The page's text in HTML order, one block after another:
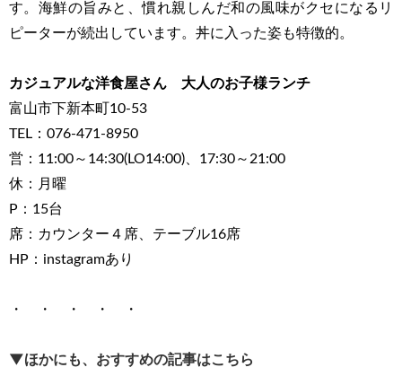
す。海鮮の旨みと、慣れ親しんだ和の風味がクセになるリ
ピーターが続出しています。丼に入った姿も特徴的。
カジュアルな洋食屋さん 大人のお子様ランチ
富山市下新本町10-53
TEL：076-471-8950
営：11:00～14:30(LO14:00)、17:30～21:00
休：月曜
P：15台
席：カウンター４席、テーブル16席
HP：instagramあり
・ ・ ・ ・ ・
▼ほかにも、おすすめの記事はこちら